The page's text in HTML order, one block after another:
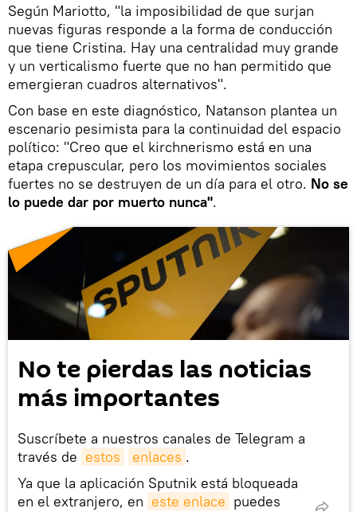
Según Mariotto, "la imposibilidad de que surjan
nuevas figuras responde a la forma de conducción
que tiene Cristina. Hay una centralidad muy grande
y un verticalismo fuerte que no han permitido que
emergieran cuadros alternativos".
Con base en este diagnóstico, Natanson plantea un
escenario pesimista para la continuidad del espacio
político: "Creo que el kirchnerismo está en una
etapa crepuscular, pero los movimientos sociales
fuertes no se destruyen de un día para el otro. No se
lo puede dar por muerto nunca".
No te pierdas las noticias
más importantes
Suscríbete a nuestros canales de Telegram a
través de estos enlaces .
Ya que la aplicación Sputnik está bloqueada
en el extranjero, en este enlace puedes